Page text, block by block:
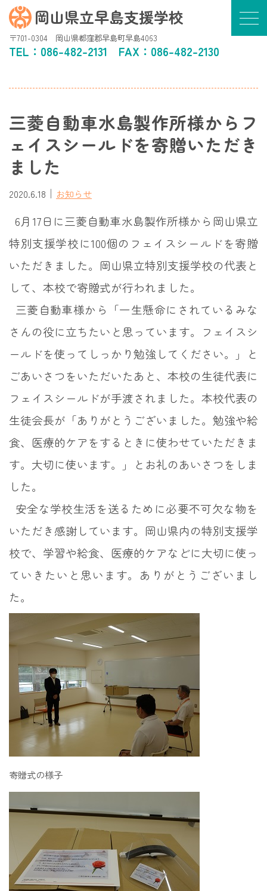
岡山県立早島支援学校
〒701-0304 岡山県都窪郡早島町早島4063
TEL： 086-482-2131 FAX：086-482-2130
三菱自動車水島製作所様からフ
ェイスシールドを寄贈いただき
ました
2020.6.18 ｜ お知らせ
6月17日に三菱自動車水島製作所様から岡山県立
特別支援学校に100個のフェイスシールドを寄贈
いただきました。岡山県立特別支援学校の代表と
して、本校で寄贈式が行われました。
三菱自動車様から「一生懸命にされているみな
さんの役に立ちたいと思っています。フェイスシ
ールドを使ってしっかり勉強してください。」と
ごあいさつをいただいたあと、本校の生徒代表に
フェイスシールドが手渡されました。本校代表の
生徒会長が「ありがとうございました。勉強や給
食、医療的ケアをするときに使わせていただきま
す。大切に使います。」とお礼のあいさつをしま
した。
安全な学校生活を送るために必要不可欠な物を
いただき感謝しています。岡山県内の特別支援学
校で、学習や給食、医療的ケアなどに大切に使っ
ていきたいと思います。ありがとうございまし
た。
寄贈式の様子